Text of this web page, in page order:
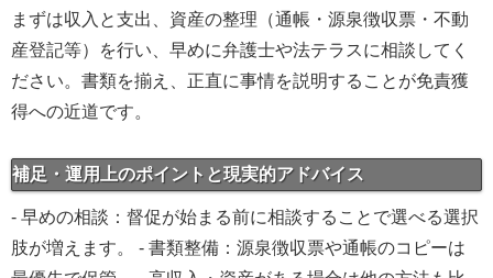
まずは収入と支出、資産の整理（通帳・源泉徴収票・不動
産登記等）を行い、早めに弁護士や法テラスに相談してく
ださい。書類を揃え、正直に事情を説明することが免責獲
得への近道です。
補足・運用上のポイントと現実的アドバイス
- 早めの相談：督促が始まる前に相談することで選べる選択
肢が増えます。 - 書類整備：源泉徴収票や通帳のコピーは